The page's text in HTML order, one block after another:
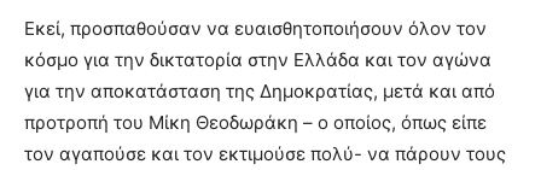
Εκεί, προσπαθούσαν να ευαισθητοποιήσουν όλον τον
κόσμο για την δικτατορία στην Ελλάδα και τον αγώνα
για την αποκατάσταση της Δημοκρατίας, μετά και από
προτροπή του Μίκη Θεοδωράκη – ο οποίος, όπως είπε
τον αγαπούσε και τον εκτιμούσε πολύ- να πάρουν τους